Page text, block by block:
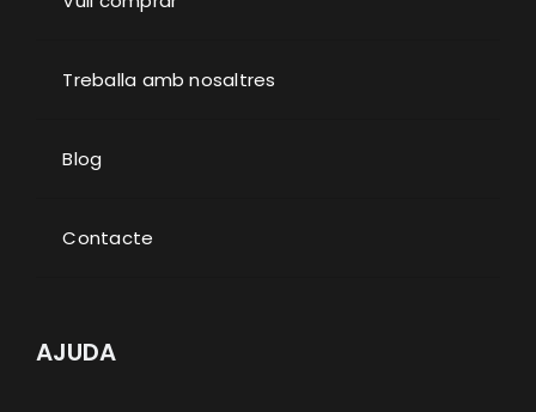
Treballa amb nosaltres
Blog
Contacte
AJUDA